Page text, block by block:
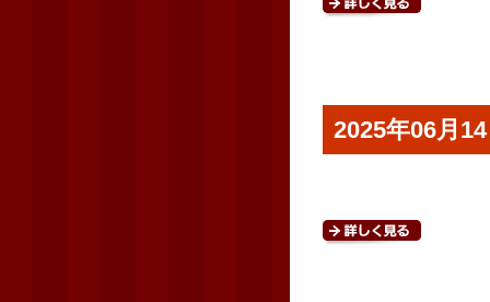
2025年06月